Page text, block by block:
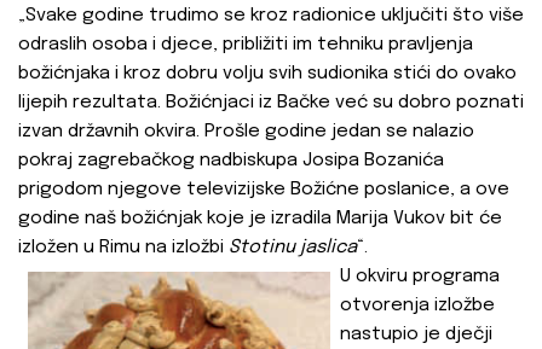
„Svake godine trudimo se kroz radionice uključiti što više
odraslih osoba i djece, približiti im tehniku pravljenja
božićnjaka i kroz dobru volju svih sudionika stići do ovako
lijepih rezultata. Božićnjaci iz Bačke već su dobro poznati
izvan državnih okvira. Prošle godine jedan se nalazio
pokraj zagrebačkog nadbiskupa Josipa Bozanića
prigodom njegove televizijske Božićne poslanice, a ove
godine naš božićnjak koje je izradila Marija Vukov bit će
izložen u Rimu na izložbi Stotinu jaslica“.
U okviru programa
otvorenja izložbe
nastupio je dječji